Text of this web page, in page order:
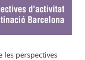
les perspectives